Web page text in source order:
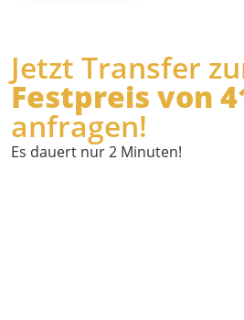
Jetzt Transfer
Festpreis von
anfragen!
Es dauert nur 2 Minuten!